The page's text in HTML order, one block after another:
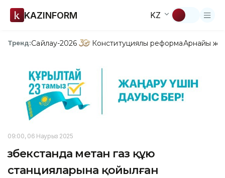
KAZINFORM KZ
Тренд:Сайлау-2026 Конституциялық реформаАрнайы
09:00, 06 Наурыз 2025
Өзбекстанда метан газ құю
станцияларына қойылған